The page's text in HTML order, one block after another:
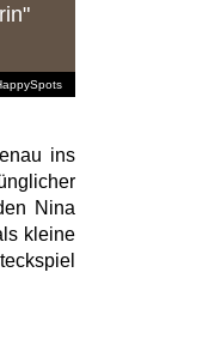
ins
Nina
kleine